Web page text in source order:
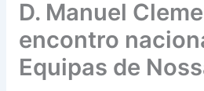
D. Manuel
encontro
Equipas de